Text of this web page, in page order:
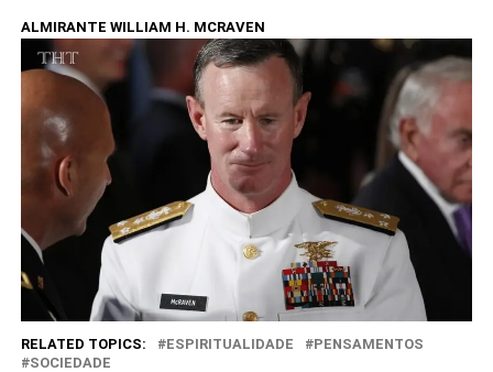
ALMIRANTE WILLIAM H. MCRAVEN
RELATED TOPICS: ESPIRITUALIDADE
PENSAMENTOS
SOCIEDADE